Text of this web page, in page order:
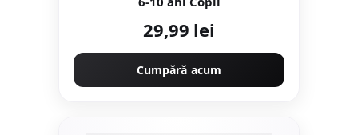
29,99 lei
Cumpără acum